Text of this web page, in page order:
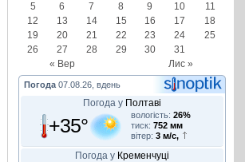
« Вер Лис »
5
6 7 8 9 10
11
12
13 14 15 16 17
18
19
20 21 22 23 24
25
26
27 28 29 30 31
Погода 07.08.26, вдень
Погода у Полтаві
+35° вологість: 26%
тиск: 752 мм
вітер: 3 м/с,
Погода у Кременчуці